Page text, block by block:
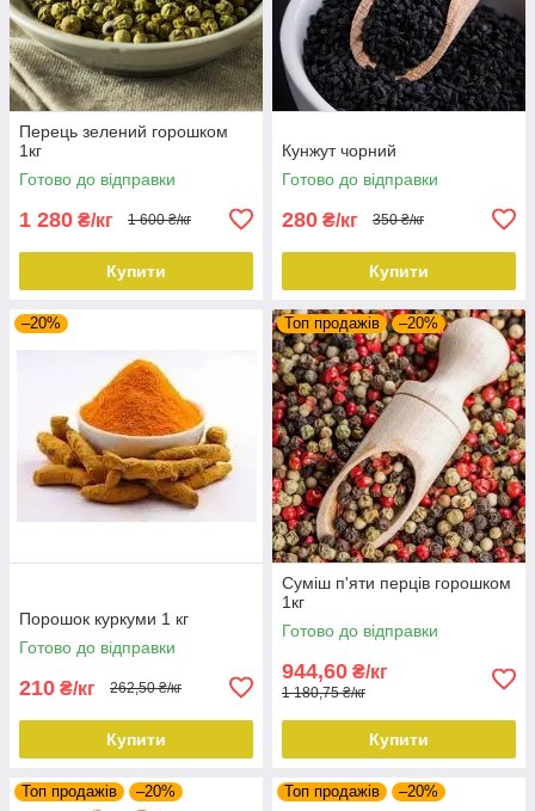
Перець зелений горошком
1кг
Готово до відправки
1 280 ₴/кг 1 600 ₴/кг
Купити
Кунжут чорний
Готово до відправки
280 ₴/кг 350 ₴/кг
Купити
–20%
Порошок куркуми 1 кг
Готово до відправки
210 ₴/кг 262,50 ₴/кг
Купити
Топ продажів –20%
Суміш п'яти перців горошком
1кг
Готово до відправки
944,60 ₴/кг
1 180,75 ₴/кг
Купити
Топ продажів –20% Топ продажів –20%